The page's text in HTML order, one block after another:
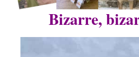
Bizarre,